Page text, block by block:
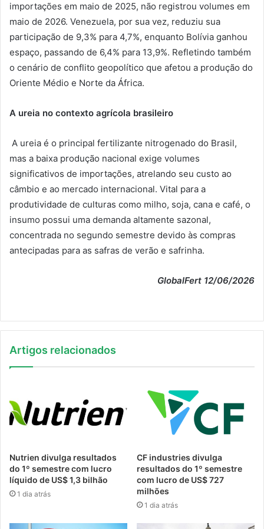
importações em maio de 2025, não registrou volumes em
maio de 2026. Venezuela, por sua vez, reduziu sua
participação de 9,3% para 4,7%, enquanto Bolívia ganhou
espaço, passando de 6,4% para 13,9%. Refletindo também
o cenário de conflito geopolítico que afetou a produção do
Oriente Médio e Norte da África.
A ureia no contexto agrícola brasileiro
A ureia é o principal fertilizante nitrogenado do Brasil,
mas a baixa produção nacional exige volumes
significativos de importações, atrelando seu custo ao
câmbio e ao mercado internacional. Vital para a
produtividade de culturas como milho, soja, cana e café, o
insumo possui uma demanda altamente sazonal,
concentrada no segundo semestre devido às compras
antecipadas para as safras de verão e safrinha.
GlobalFert 12/06/2026
Artigos relacionados
Nutrien divulga resultados
do 1º semestre com lucro
líquido de US$ 1,3 bilhão
1 dia atrás
CF industries divulga
resultados do 1º semestre
com lucro de US$ 727
milhões
1 dia atrás